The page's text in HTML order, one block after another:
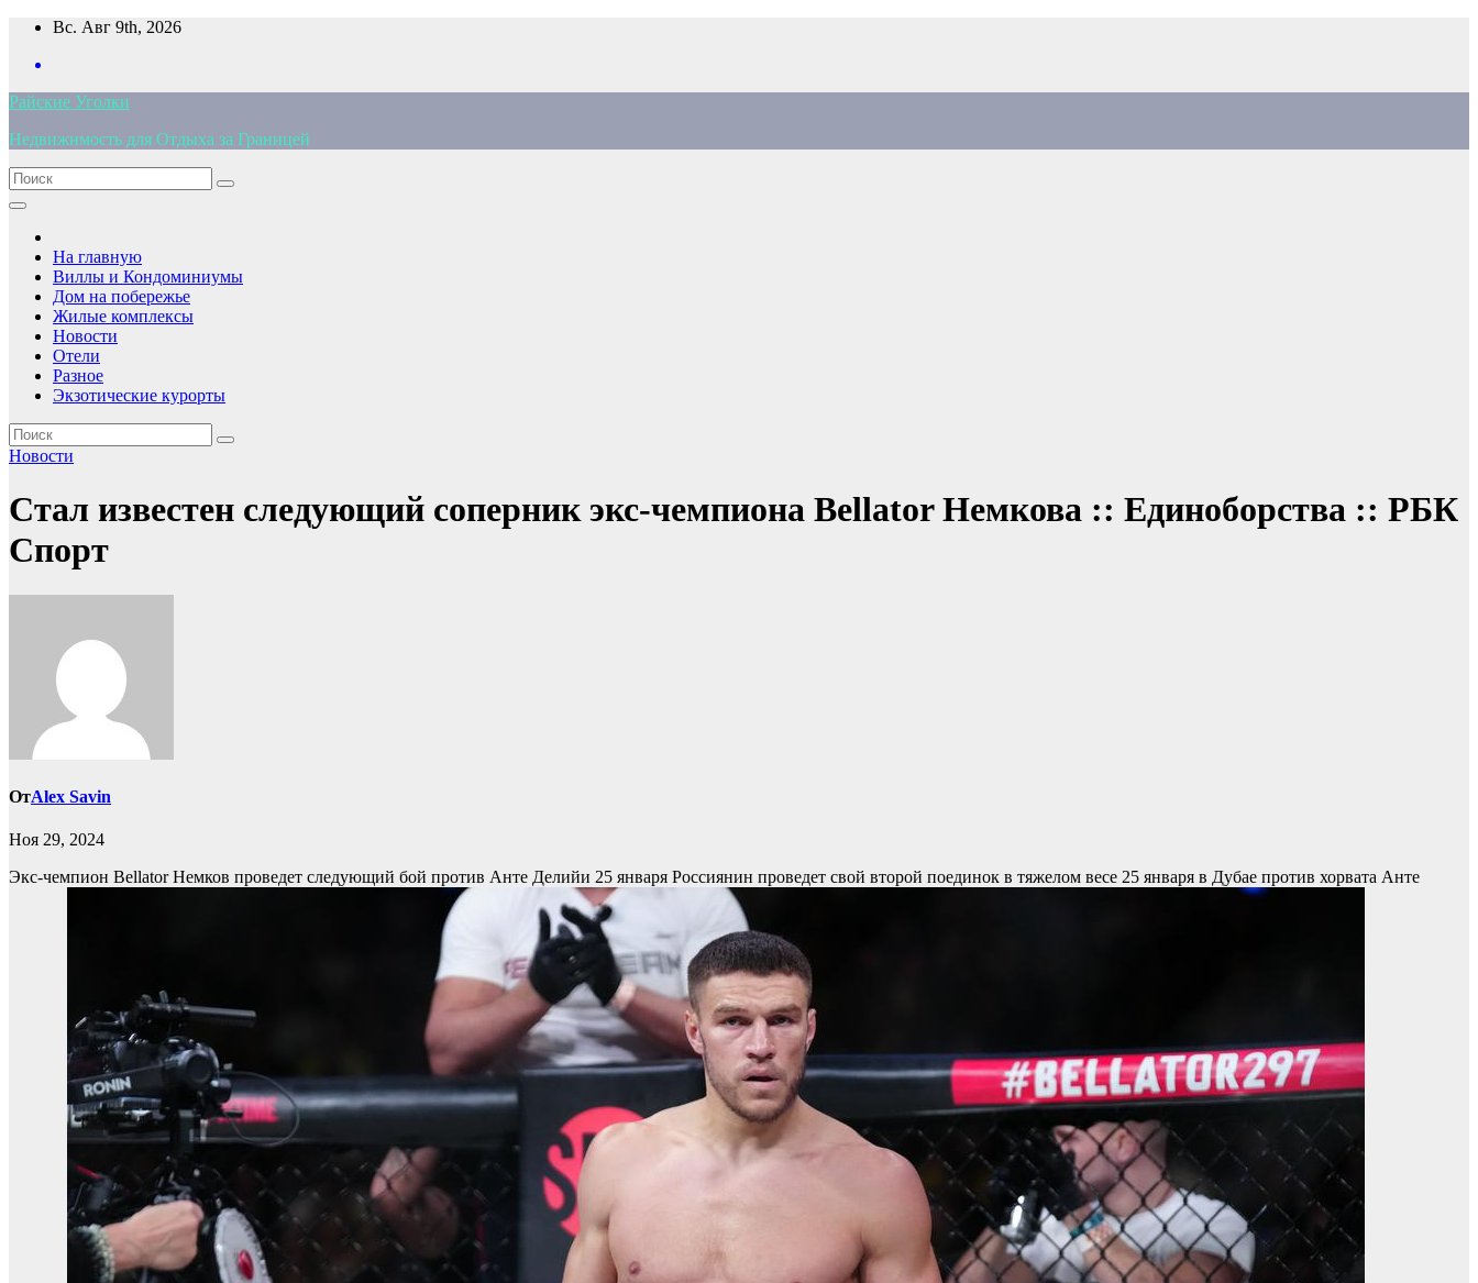
Перейти
содержимому
Вс. Авг 9th, 2026
Райские Уголки
Недвижимость для Отдыха за Границей
На главную
Виллы и Кондоминиумы
Дом на побережье
Жилые комплексы
Новости
Отели
Разное
Экзотические курорты
Новости
Стал известен следующий соперник экс-чемпиона Bellator Немкова :: Единоборства :: РБК
Спорт
ОтAlex Savin
Ноя 29, 2024
Экс-чемпион Bellator Немков проведет следующий бой против Анте Делийи 25 января Россиянин проведет свой второй поединок в тяжелом весе 25 января в Дубае против хорвата Анте